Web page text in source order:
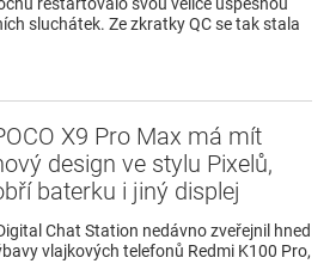
sluchátek. Ze zkratky QC se tak stala
X9 Pro Max má mít
design ve stylu Pixelů,
baterku i jiný displej
Chat Station nedávno zveřejnil hned
vlajkových telefonů Redmi K100 Pro,